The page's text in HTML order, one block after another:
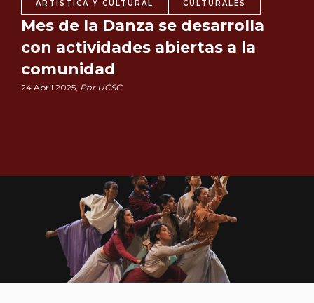
ARTÍSTICA Y CULTURAL CULTURALES
Mes de la Danza se desarrolla
con actividades abiertas a la
comunidad
24 Abril 2025, Por UCSC